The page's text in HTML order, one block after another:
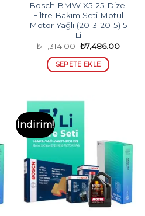
Bosch BMW X5 25 Dizel
Filtre Bakım Seti Motul
Motor Yağlı (2013-2015) 5
Li
₺11,314.00 Orijinal
fiyat:
₺11,314.00.
₺7,486.00Şu
SEPETE EKLE
İndirim!